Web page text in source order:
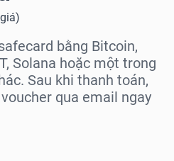
)
bằng Bitcoin,
Solana hoặc một trong
Sau khi thanh toán,
qua email ngay